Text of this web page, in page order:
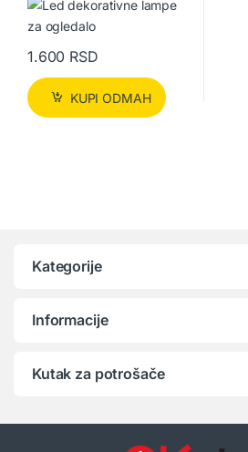
1.600 RSD
KUPI ODMAH
Kategorije
Informacije
Kutak za potrošače